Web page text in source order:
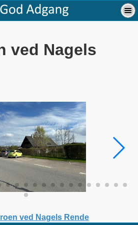
ved Nagels
ved Nagels Rende